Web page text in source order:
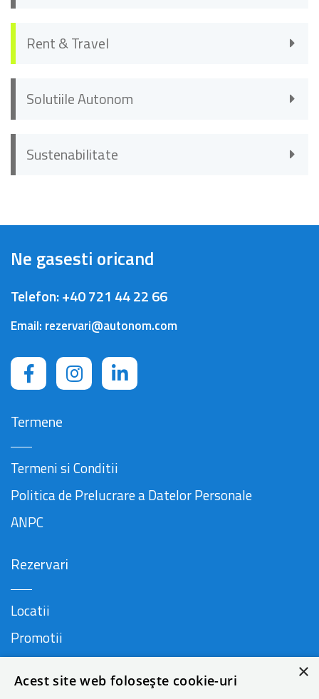
Rent & Travel
Solutiile Autonom
Sustenabilitate
Ne gasesti oricand
Telefon:+40 721 44 22 66
Email: rezervari@autonom.com
Termene
Termeni si Conditii
Politica de Prelucrare a Datelor Personale
ANPC
Rezervari
Locatii
Promotii
×
Acest site web folosește cookie-uri